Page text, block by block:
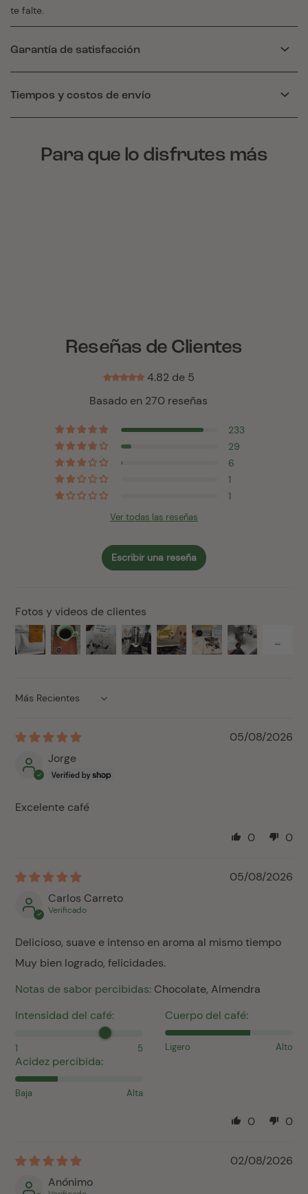
te falte.
Garantía de satisfacción
Tiempos y costos de envío
Para que lo disfrutes más
Reseñas de Clientes
4.82 de 5
Basado en 270 reseñas
233
29
6
1
1
Ver todas las reseñas
Escribir una reseña
Fotos y videos de clientes
Sort by
05/08/2026
Jorge
Excelente café
0 0
05/08/2026
Carlos Carreto
Delicioso, suave e intenso en aroma al mismo tiempo
Muy bien logrado, felicidades.
Notas de sabor percibidas: Chocolate, Almendra
Intensidad del café:
1 5
Cuerpo del café:
Ligero Alto
Acidez percibida:
Baja Alta
0 0
02/08/2026
Anónimo